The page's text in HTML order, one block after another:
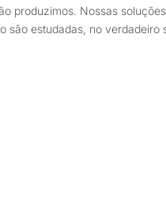
produzimos. Nossas
são estudadas, no verdadeiro